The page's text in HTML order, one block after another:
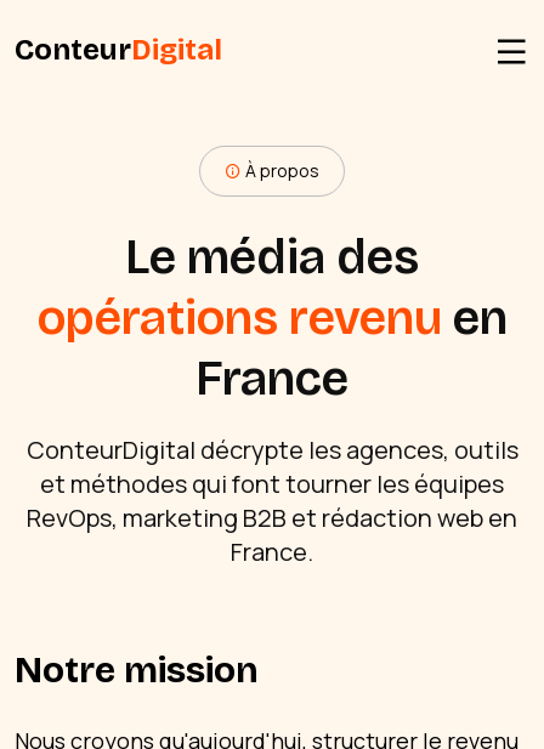
ConteurDigital
À propos
Le média des
opérations revenu en
France
ConteurDigital décrypte les agences, outils
et méthodes qui font tourner les équipes
RevOps, marketing B2B et rédaction web en
France.
Notre mission
Nous croyons qu'aujourd'hui, structurer le revenu